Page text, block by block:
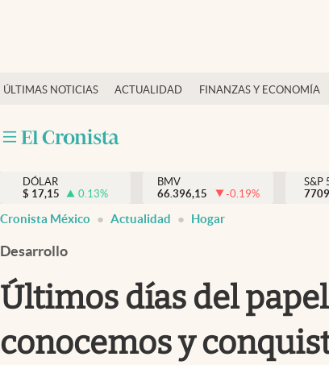
ÚLTIMAS NOTICIAS ACTUALIDAD FINANZAS Y ECONOMÍA
Actualidad
Internacionales
Opinión
Brand Strategy
Pc y celular
Vida y estilo
Tv
DÓLAR
$ 17,15 0.13%
BMV
66.396,15
-0.19%
S&P
Cronista México Actualidad Hogar
Desarrollo
Últimos días del
conocemos y